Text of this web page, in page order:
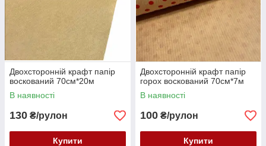
Двохсторонній крафт папір
воскований 70см*20м
В наявності
130 ₴/рулон
Купити
Двохсторонній крафт папір
горох воскований 70см*7м
В наявності
100 ₴/рулон
Купити